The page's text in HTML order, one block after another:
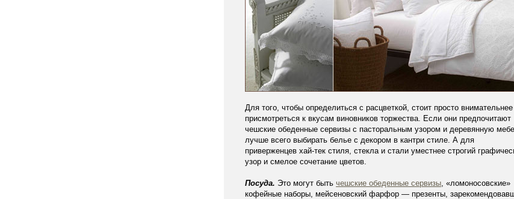
Для того, чтобы определиться с расцветкой, стоит просто внимательнее
присмотреться к вкусам виновников торжества. Если они предпочитают
чешские обеденные сервизы с пасторальным узором и деревянную
лучше всего выбирать белье с декором в кантри стиле. А для
приверженцев хай-тек стиля, стекла и стали уместнее строгий
узор и смелое сочетание цветов.
Посуда. Это могут быть чешские обеденные сервизы, «ломоносовские»
кофейные наборы, мейсеновский фарфор — презенты,